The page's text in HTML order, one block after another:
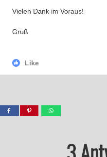
Vielen Dank im Voraus!
Gruß
Like